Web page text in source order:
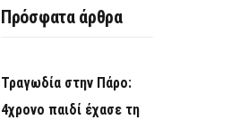
Πρόσφατα άρθρα
Τραγωδία στην Πάρο:
4χρονο παιδί έχασε τη